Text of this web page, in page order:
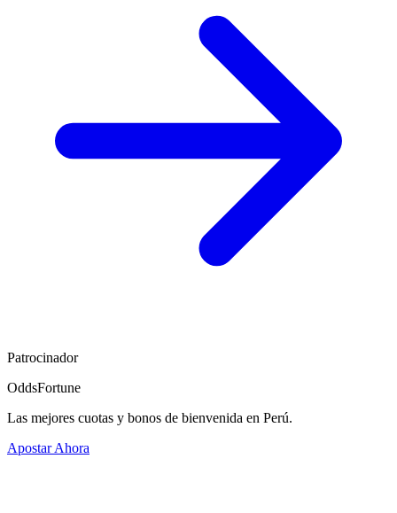
Patrocinador
OddsFortune
Las mejores cuotas y bonos de bienvenida en Perú.
Apostar Ahora